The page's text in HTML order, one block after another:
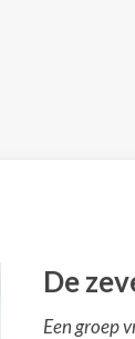
De
Een groep